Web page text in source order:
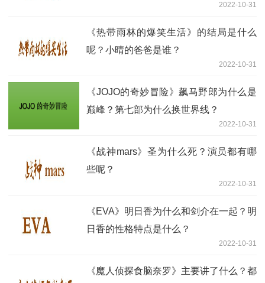
2022-10-31
《热带雨林的爆笑生活》的结局是什么
呢？小晴的爸爸是谁？
2022-10-31
《JOJO的奇妙冒险》飙马野郎为什么是
巅峰？第七部为什么换世界线？
2022-10-31
《战神mars》圣为什么死？演员都有哪
些呢？
2022-10-31
《EVA》明日香为什么和剑介在一起？明
日香的性格特点是什么？
2022-10-31
《魔人侦探食脑奈罗》主要讲了什么？都